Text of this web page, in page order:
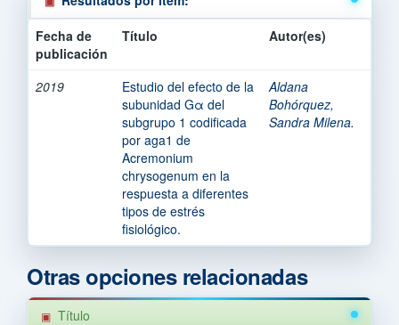
Fecha de
publicación
Título Autor(es)
2019
Estudio del efecto de la
subunidad Gα del
subgrupo 1 codificada
por aga1 de
Acremonium
chrysogenum en la
respuesta a diferentes
tipos de estrés
fisiológico.
Aldana
Bohórquez,
Sandra Milena.
Otras opciones relacionadas
Título